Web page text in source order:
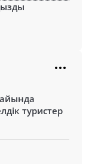
туристер